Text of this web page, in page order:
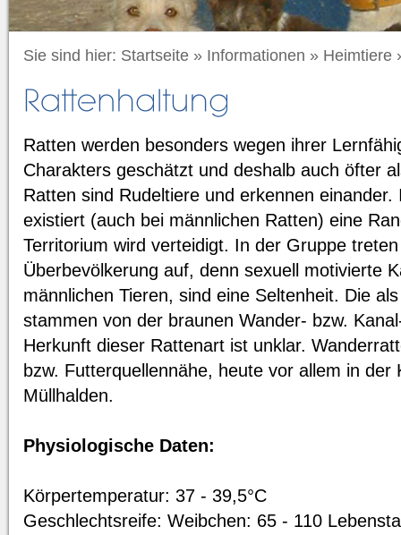
Sie sind hier: Startseite » Informationen » Heimtiere
Ratten werden besonders wegen ihrer
Charakters geschätzt und deshalb auch öfter
Ratten sind Rudeltiere und erkennen
existiert (auch bei männlichen Ratten) eine
Territorium wird verteidigt. In der Gruppe
Überbevölkerung auf, denn sexuell motivierte
männlichen Tieren, sind eine Seltenheit. Die
stammen von der braunen Wander- bzw.
Herkunft dieser Rattenart ist unklar.
bzw. Futterquellennähe, heute vor allem in der
Müllhalden.
Physiologische Daten:
Körpertemperatur: 37 - 39,5°C
Geschlechtsreife: Weibchen: 65 - 110